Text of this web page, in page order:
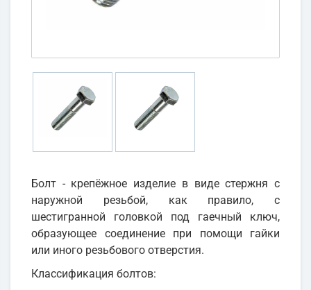
Болт - крепёжное изделие в виде стержня с
наружной резьбой, как правило, с
шестигранной головкой под гаечный ключ,
образующее соединение при помощи гайки
или иного резьбового отверстия.
Классификация болтов: